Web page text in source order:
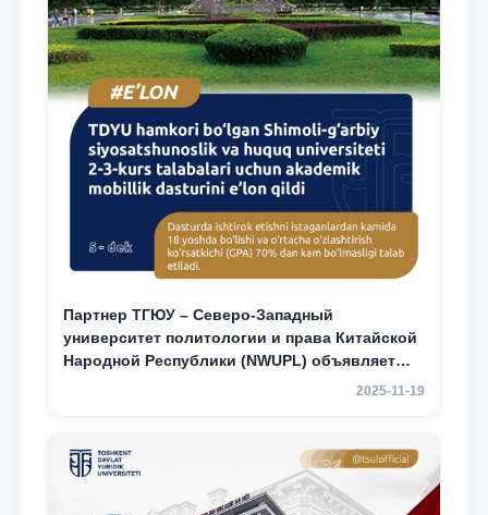
Партнер ТГЮУ – Северо-Западный
университет политологии и права Китайской
Народной Республики (NWUPL) объявляет
программу академической мобильности для
2025-11-19